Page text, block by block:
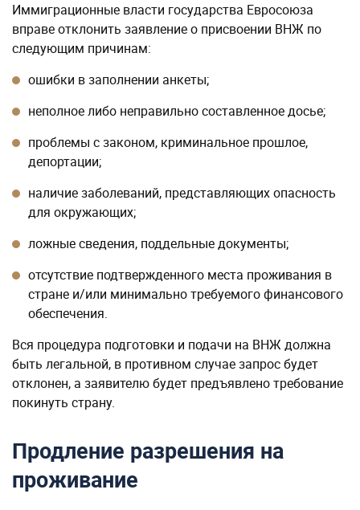
Иммиграционные власти государства Евросоюза
вправе отклонить заявление о присвоении ВНЖ по
следующим причинам:
ошибки в заполнении анкеты;
неполное либо неправильно составленное досье;
проблемы с законом, криминальное прошлое,
депортации;
наличие заболеваний, представляющих опасность
для окружающих;
ложные сведения, поддельные документы;
отсутствие подтвержденного места проживания в
стране и/или минимально требуемого финансового
обеспечения.
Вся процедура подготовки и подачи на ВНЖ должна
быть легальной, в противном случае запрос будет
отклонен, а заявителю будет предъявлено требование
покинуть страну.
Продление разрешения на
проживание